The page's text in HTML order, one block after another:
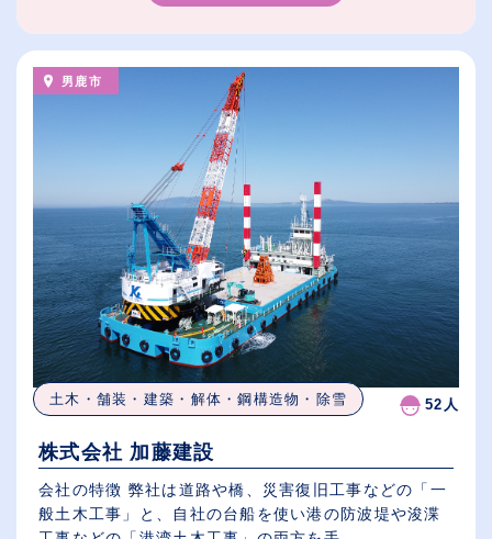
男鹿市
土木・舗装・建築・解体・鋼構造物・除雪 52人
株式会社 加藤建設
会社の特徴 弊社は道路や橋、災害復旧工事などの「一
般土木工事」と、自社の台船を使い港の防波堤や浚渫